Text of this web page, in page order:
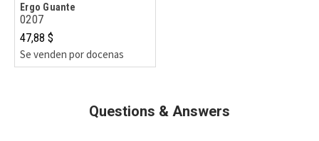
Ergo Guante
0207
47,88 $
Se venden por docenas
Questions & Answers